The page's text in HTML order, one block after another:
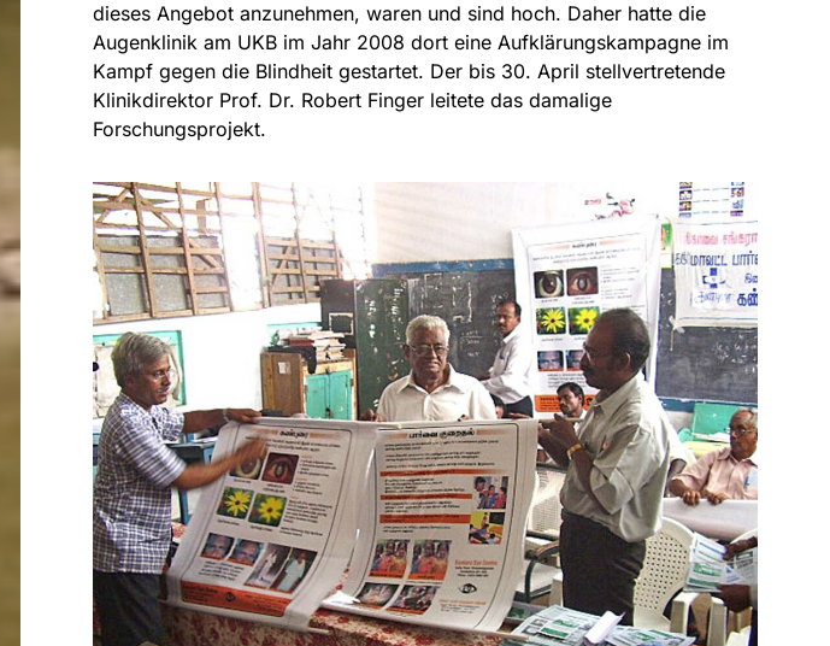
dieses Angebot anzunehmen, waren und sind hoch. Daher hatte die
Augenklinik am UKB im Jahr 2008 dort eine Aufklärungskampagne im
Kampf gegen die Blindheit gestartet. Der bis 30. April stellvertretende
Klinikdirektor Prof. Dr. Robert Finger leitete das damalige
Forschungsprojekt.